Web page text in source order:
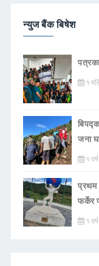
न्युज बैंक बिषेश
१
जना
१
प्रथम
फर्केर
१